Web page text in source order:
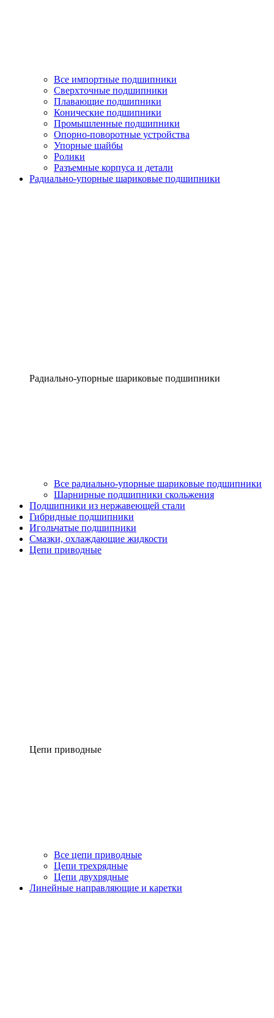
Все импортные подшипники
Сверхточные подшипники
Плавающие подшипники
Конические подшипники
Промышленные подшипники
Опорно-поворотные устройства
Упорные шайбы
Ролики
Разъемные корпуса и детали
Радиально-упорные шариковые подшипники
Радиально-упорные шариковые подшипники
Все радиально-упорные шариковые подшипники
Шарнирные подшипники скольжения
Подшипники из нержавеющей стали
Гибридные подшипники
Игольчатые подшипники
Смазки, охлаждающие жидкости
Цепи приводные
Цепи приводные
Все цепи приводные
Цепи трехрядные
Цепи двухрядные
Линейные направляющие и каретки